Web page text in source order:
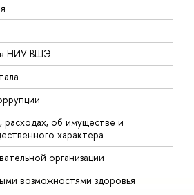
в НИУ ВШЭ
об имуществе и
характера
организации
возможностями здоровья